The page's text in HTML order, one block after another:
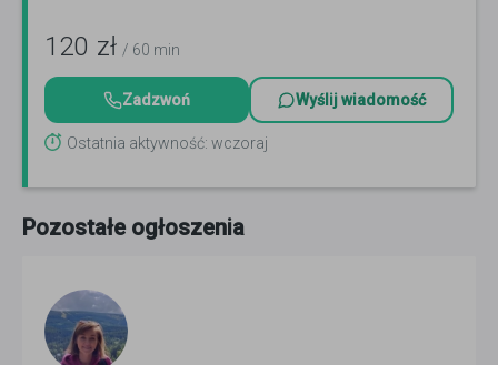
120 zł / 60 min
Zadzwoń Wyślij wiadomość
Ostatnia aktywność: wczoraj
Pozostałe ogłoszenia